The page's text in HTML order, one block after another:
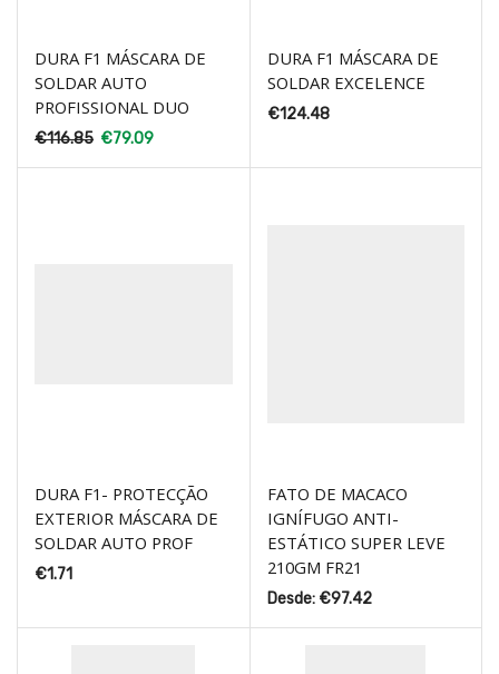
DURA F1 MÁSCARA DE
SOLDAR AUTO
PROFISSIONAL DUO
€116.85 €79.09
DURA F1 MÁSCARA DE
SOLDAR EXCELENCE
€124.48
DURA F1- PROTECÇÃO
EXTERIOR MÁSCARA DE
SOLDAR AUTO PROF
€1.71
FATO DE MACACO
IGNÍFUGO ANTI-
ESTÁTICO SUPER LEVE
210GM FR21
Desde: €97.42